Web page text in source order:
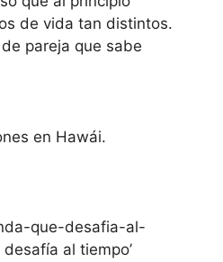
de vida tan distintos.
pareja que sabe
en Hawái.
que-desafia-al-
al tiempo’